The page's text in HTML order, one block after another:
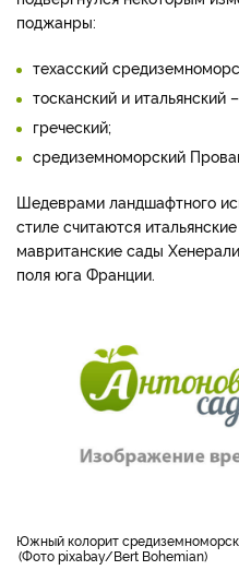
поджанры:
техасский
тосканский и итальянский
греческий;
средиземноморский
Шедеврами ландшафтного
стиле считаются
мавританские сады
поля юга Франции.
южный колорит
Фото pixabay/Bert Bohemian